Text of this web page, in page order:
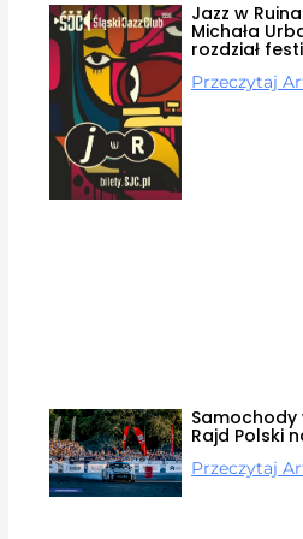
Jazz w
Michała
rozdział
Przeczytaj
Samochody
Rajd Polski
Przeczytaj